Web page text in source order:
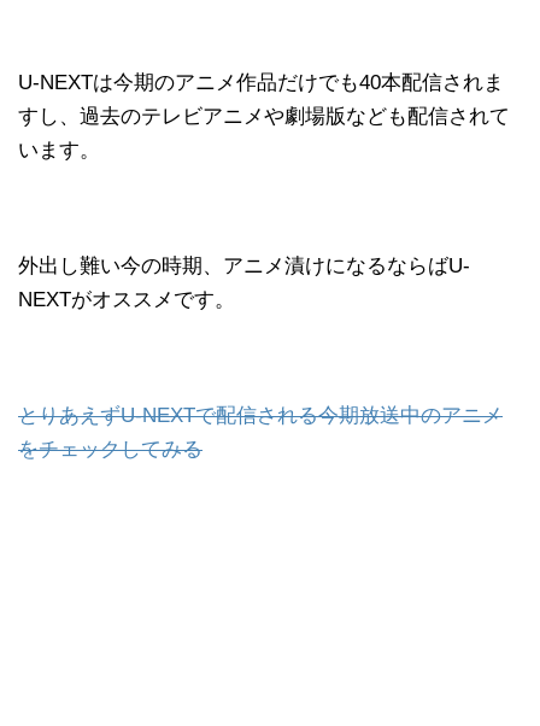
U-NEXTは今期のアニメ作品だけでも40本配信されま
すし、過去のテレビアニメや劇場版なども配信されて
います。
外出し難い今の時期、アニメ漬けになるならばU-
NEXTがオススメです。
とりあえずU-NEXTで配信される今期放送中のアニメ
をチェックしてみる